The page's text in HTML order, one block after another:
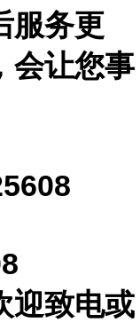
服务更
会让您事
迎致电或